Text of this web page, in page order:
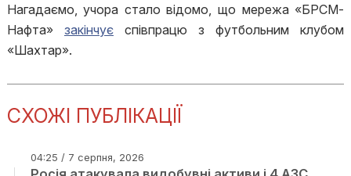
Нагадаємо, учора стало відомо, що мережа «БРСМ-
Нафта» закінчуєспівпрацю з футбольним клубом
«Шахтар».
СХОЖІ ПУБЛІКАЦІЇ
04:25 / 7 серпня, 2026